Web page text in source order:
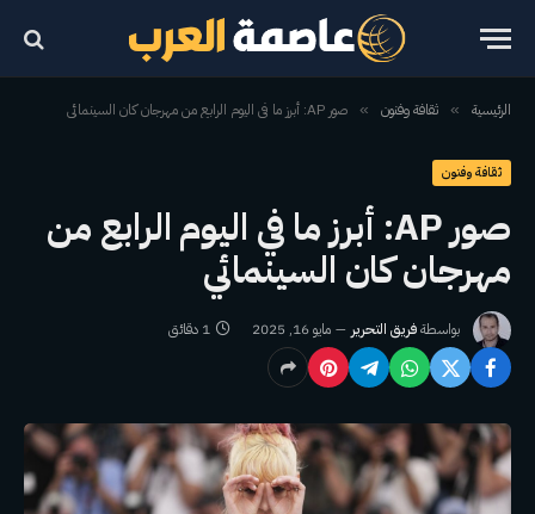
الرئيسية » ثقافة وفنون » صور AP: أبرز ما في اليوم الرابع من مهرجان كان السينمائي
ثقافة وفنون
صور AP: أبرز ما في اليوم الرابع من
مهرجان كان السينمائي
بواسطةفريق التحرير مايو 16, 2025 1 دقائق